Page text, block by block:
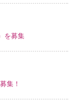
を募集
集！